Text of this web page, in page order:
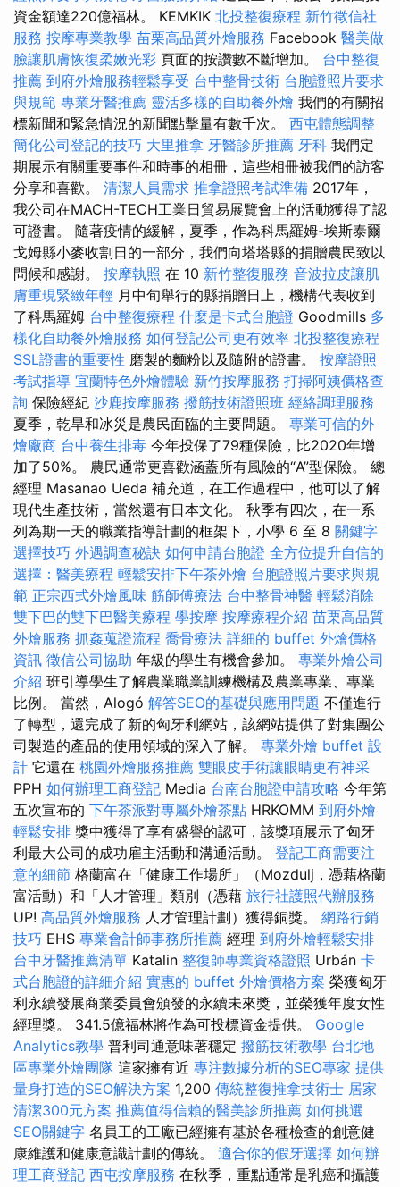
資金額達220億福林。 KEMKIK 北投整復療程 新竹徵信社
服務 按摩專業教學 苗栗高品質外燴服務 Facebook 醫美做
臉讓肌膚恢復柔嫩光彩 頁面的按讚數不斷增加。 台中整復
推薦 到府外燴服務輕鬆享受 台中整骨技術 台胞證照片要求
與規範 專業牙醫推薦 靈活多樣的自助餐外燴 我們的有關招
標新聞和緊急情況的新聞點擊量有數千次。 西屯體態調整
簡化公司登記的技巧 大里推拿 牙醫診所推薦 牙科 我們定
期展示有關重要事件和時事的相冊，這些相冊被我們的訪客
分享和喜歡。 清潔人員需求 推拿證照考試準備 2017年，
我公司在MACH-TECH工業日貿易展覽會上的活動獲得了認
可證書。 隨著疫情的緩解，夏季，作為科馬羅姆-埃斯泰爾
戈姆縣小麥收割日的一部分，我們向塔塔縣的捐贈農民致以
問候和感謝。 按摩執照 在 10 新竹整復服務 音波拉皮讓肌
膚重現緊緻年輕 月中旬舉行的縣捐贈日上，機構代表收到
了科馬羅姆 台中整復療程 什麼是卡式台胞證 Goodmills 多
樣化自助餐外燴服務 如何登記公司更有效率 北投整復療程
SSL證書的重要性 磨製的麵粉以及隨附的證書。 按摩證照
考試指導 宜蘭特色外燴體驗 新竹按摩服務 打掃阿姨價格查
詢 保險經紀 沙鹿按摩服務 撥筋技術證照班 經絡調理服務
夏季，乾旱和冰災是農民面臨的主要問題。 專業可信的外
燴廠商 台中養生排毒 今年投保了79種保險，比2020年增
加了50%。 農民通常更喜歡涵蓋所有風險的“A”型保險。 總
經理 Masanao Ueda 補充道，在工作過程中，他可以了解
現代生產技術，當然還有日本文化。 秋季有四次，在一系
列為期一天的職業指導計劃的框架下，小學 6 至 8 關鍵字
選擇技巧 外遇調查秘訣 如何申請台胞證 全方位提升自信的
選擇：醫美療程 輕鬆安排下午茶外燴 台胞證照片要求與規
範 正宗西式外燴風味 筋師傅療法 台中整骨神醫 輕鬆消除
雙下巴的雙下巴醫美療程 學按摩 按摩療程介紹 苗栗高品質
外燴服務 抓姦蒐證流程 喬骨療法 詳細的 buffet 外燴價格
資訊 徵信公司協助 年級的學生有機會參加。 專業外燴公司
介紹 班引導學生了解農業職業訓練機構及農業專業、專業
比例。 當然，Alogó 解答SEO的基礎與應用問題 不僅進行
了轉型，還完成了新的匈牙利網站，該網站提供了對集團公
司製造的產品的使用領域的深入了解。 專業外燴 buffet 設
計 它還在 桃園外燴服務推薦 雙眼皮手術讓眼睛更有神采
PPH 如何辦理工商登記 Media 台南台胞證申請攻略 今年第
五次宣布的 下午茶派對專屬外燴茶點 HRKOMM 到府外燴
輕鬆安排 獎中獲得了享有盛譽的認可，該獎項展示了匈牙
利最大公司的成功雇主活動和溝通活動。 登記工商需要注
意的細節 格蘭富在「健康工作場所」（Mozdulj，憑藉格蘭
富活動）和「人才管理」類別（憑藉 旅行社護照代辦服務
UP! 高品質外燴服務 人才管理計劃）獲得銅獎。 網路行銷
技巧 EHS 專業會計師事務所推薦 經理 到府外燴輕鬆安排
台中牙醫推薦清單 Katalin 整復師專業資格證照 Urbán 卡
式台胞證的詳細介紹 實惠的 buffet 外燴價格方案 榮獲匈牙
利永續發展商業委員會頒發的永續未來獎，並榮獲年度女性
經理獎。 341.5億福林將作為可投標資金提供。 Google
Analytics教學 普利司通意味著穩定 撥筋技術教學 台北地
區專業外燴團隊 這家擁有近 專注數據分析的SEO專家 提供
量身打造的SEO解決方案 1,200 傳統整復推拿技術士 居家
清潔300元方案 推薦值得信賴的醫美診所推薦 如何挑選
SEO關鍵字 名員工的工廠已經擁有基於各種檢查的創意健
康維護和健康意識計劃的傳統。 適合你的假牙選擇 如何辦
理工商登記 西屯按摩服務 在秋季，重點通常是乳癌和攝護